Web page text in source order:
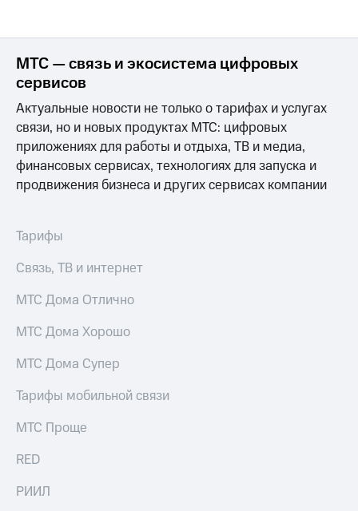
развитие
деловая этика
На главную
МТС — связь и экосистема цифровых
сервисов
Актуальные новости не только о тарифах и услугах
связи, но и новых продуктах МТС: цифровых
приложениях для работы и отдыха, ТВ и медиа,
финансовых сервисах, технологиях для запуска и
продвижения бизнеса и других сервисах компании
Тарифы
Связь, ТВ и интернет
МТС Дома Отлично
МТС Дома Хорошо
МТС Дома Супер
Тарифы мобильной связи
МТС Проще
RED
РИИЛ